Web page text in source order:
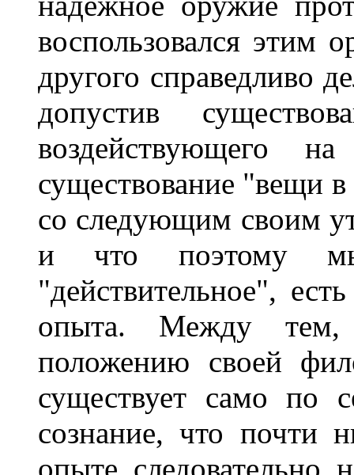
воспользовался этим
другого справедливо
допустив
воздействующего
существование "вещи
со следующим своим
и что поэтому
"действительное",
опыта. Между тем,
положению своей
существует само по
сознание, что почти